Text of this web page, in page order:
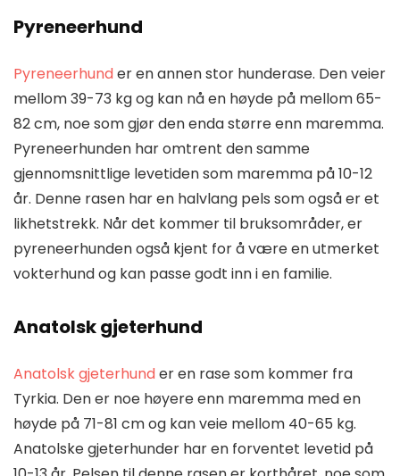
Pyreneerhund
Pyreneerhunder en annen stor hunderase. Den veier
mellom 39-73 kg og kan nå en høyde på mellom 65-
82 cm, noe som gjør den enda større enn maremma.
Pyreneerhunden har omtrent den samme
gjennomsnittlige levetiden som maremma på 10-12
år. Denne rasen har en halvlang pels som også er et
likhetstrekk. Når det kommer til bruksområder, er
pyreneerhunden også kjent for å være en utmerket
vokterhund og kan passe godt inn i en familie.
Anatolsk gjeterhund
Anatolsk gjeterhunder en rase som kommer fra
Tyrkia. Den er noe høyere enn maremma med en
høyde på 71-81 cm og kan veie mellom 40-65 kg.
Anatolske gjeterhunder har en forventet levetid på